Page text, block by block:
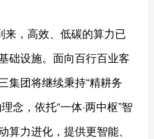
来，高效、低碳的算力已
础设施。面向百行百业客
集团将继续秉持“精耕务
念，依托“一体·两中枢”智
算力进化，提供更智能、